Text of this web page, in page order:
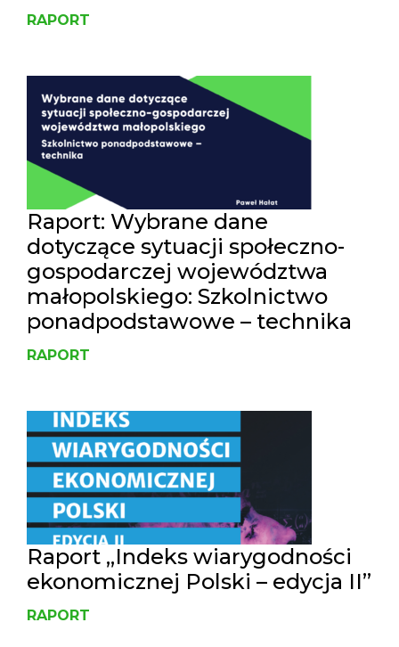
RAPORT
Raport: Wybrane dane
dotyczące sytuacji społeczno-
gospodarczej województwa
małopolskiego: Szkolnictwo
ponadpodstawowe – technika
RAPORT
Raport „Indeks wiarygodności
ekonomicznej Polski – edycja II”
RAPORT